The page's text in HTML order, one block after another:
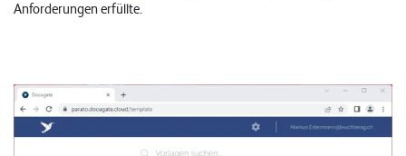
Anforderungen erfüllte.